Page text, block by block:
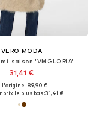
VERO MODA
saison 'VMGLORIA'
31,41 €
l'origine : 89,90 €
prix le plus bas :31,41 €